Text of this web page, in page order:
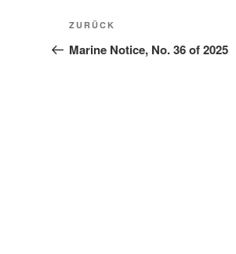
Beitragsnavigation
Vorheriger
Beitrag
ZURÜCK
Marine Notice, No. 36 of 2025